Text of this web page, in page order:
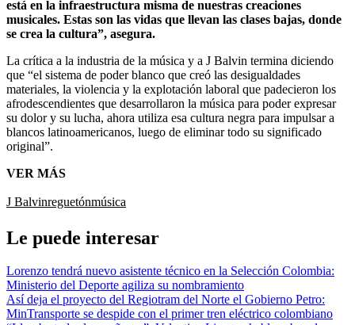
está en la infraestructura misma de nuestras creaciones
musicales. Estas son las vidas que llevan las clases bajas, donde
se crea la cultura”, asegura.
La crítica a la industria de la música y a J Balvin termina diciendo
que “el sistema de poder blanco que creó las desigualdades
materiales, la violencia y la explotación laboral que padecieron los
afrodescendientes que desarrollaron la música para poder expresar
su dolor y su lucha, ahora utiliza esa cultura negra para impulsar a
blancos latinoamericanos, luego de eliminar todo su significado
original”.
VER MÁS
J Balvinreguetónmúsica
Le puede interesar
Lorenzo tendrá nuevo asistente técnico en la Selección Colombia:
Ministerio del Deporte agiliza su nombramiento
Así deja el proyecto del Regiotram del Norte el Gobierno Petro:
MinTransporte se despide con el primer tren eléctrico colombiano